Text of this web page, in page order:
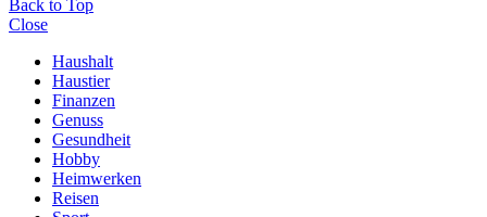
Back to Top
Close
Haushalt
Haustier
Finanzen
Genuss
Gesundheit
Hobby
Heimwerken
Reisen